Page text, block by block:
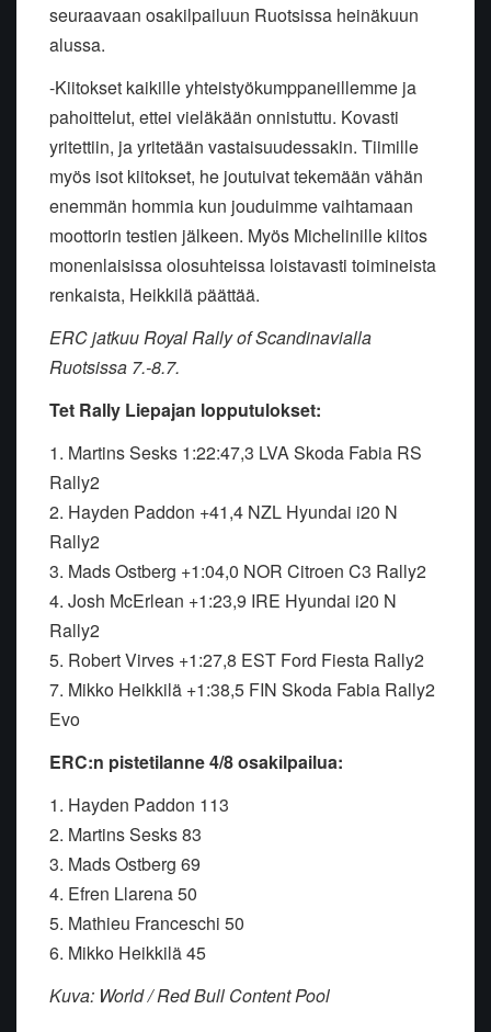
seuraavaan osakilpailuun Ruotsissa heinäkuun
alussa.
-Kiitokset kaikille yhteistyökumppaneillemme ja
pahoittelut, ettei vieläkään onnistuttu. Kovasti
yritettiin, ja yritetään vastaisuudessakin. Tiimille
myös isot kiitokset, he joutuivat tekemään vähän
enemmän hommia kun jouduimme vaihtamaan
moottorin testien jälkeen. Myös Michelinille kiitos
monenlaisissa olosuhteissa loistavasti toimineista
renkaista, Heikkilä päättää.
ERC jatkuu Royal Rally of Scandinavialla
Ruotsissa 7.-8.7.
Tet Rally Liepajan lopputulokset:
1. Martins Sesks 1:22:47,3 LVA Skoda Fabia RS
Rally2
2. Hayden Paddon +41,4 NZL Hyundai i20 N
Rally2
3. Mads Ostberg +1:04,0 NOR Citroen C3 Rally2
4. Josh McErlean +1:23,9 IRE Hyundai i20 N
Rally2
5. Robert Virves +1:27,8 EST Ford Fiesta Rally2
7. Mikko Heikkilä +1:38,5 FIN Skoda Fabia Rally2
Evo
ERC:n pistetilanne 4/8 osakilpailua:
1. Hayden Paddon 113
2. Martins Sesks 83
3. Mads Ostberg 69
4. Efren Llarena 50
5. Mathieu Franceschi 50
6. Mikko Heikkilä 45
Kuva: World / Red Bull Content Pool